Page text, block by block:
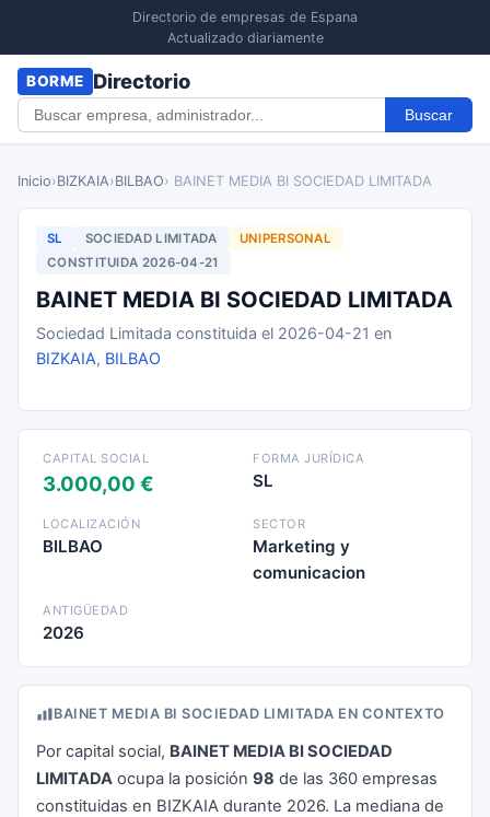
Directorio de empresas de Espana
Actualizado diariamente
BORME Directorio
Buscar
Inicio›BIZKAIA›BILBAO› BAINET MEDIA BI SOCIEDAD LIMITADA
SL SOCIEDAD LIMITADA
UNIPERSONAL
CONSTITUIDA 2026-04-21
BAINET MEDIA BI SOCIEDAD LIMITADA
Sociedad Limitada constituida el 2026-04-21 en
BIZKAIA, BILBAO
CAPITAL SOCIAL
3.000,00 €
FORMA JURÍDICA
SL
LOCALIZACIÓN
BILBAO
SECTOR
Marketing y
comunicacion
ANTIGÜEDAD
2026
BAINET MEDIA BI SOCIEDAD LIMITADA EN CONTEXTO
Por capital social, BAINET MEDIA BI SOCIEDAD
LIMITADA ocupa la posición 98 de las 360 empresas
constituidas en BIZKAIA durante 2026. La mediana de